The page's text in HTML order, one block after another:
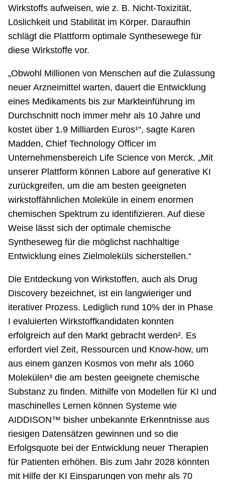
Wirkstoffs aufweisen, wie z. B. Nicht-Toxizität,
Löslichkeit und Stabilität im Körper. Daraufhin
schlägt die Plattform optimale Synthesewege für
diese Wirkstoffe vor.
„Obwohl Millionen von Menschen auf die Zulassung
neuer Arzneimittel warten, dauert die Entwicklung
eines Medikaments bis zur Markteinführung im
Durchschnitt noch immer mehr als 10 Jahre und
kostet über 1.9 Milliarden Euros¹“, sagte Karen
Madden, Chief Technology Officer im
Unternehmensbereich Life Science von Merck. „Mit
unserer Plattform können Labore auf generative KI
zurückgreifen, um die am besten geeigneten
wirkstoffähnlichen Moleküle in einem enormen
chemischen Spektrum zu identifizieren. Auf diese
Weise lässt sich der optimale chemische
Syntheseweg für die möglichst nachhaltige
Entwicklung eines Zielmoleküls sicherstellen.“
Die Entdeckung von Wirkstoffen, auch als Drug
Discovery bezeichnet, ist ein langwieriger und
iterativer Prozess. Lediglich rund 10% der in Phase
I evaluierten Wirkstoffkandidaten konnten
erfolgreich auf den Markt gebracht werden². Es
erfordert viel Zeit, Ressourcen und Know-how, um
aus einem ganzen Kosmos von mehr als 1060
Molekülen³ die am besten geeignete chemische
Substanz zu finden. Mithilfe von Modellen für KI und
maschinelles Lernen können Systeme wie
AIDDISON™ bisher unbekannte Erkenntnisse aus
riesigen Datensätzen gewinnen und so die
Erfolgsquote bei der Entwicklung neuer Therapien
für Patienten erhöhen. Bis zum Jahr 2028 könnten
mit Hilfe der KI Einsparungen von mehr als 70